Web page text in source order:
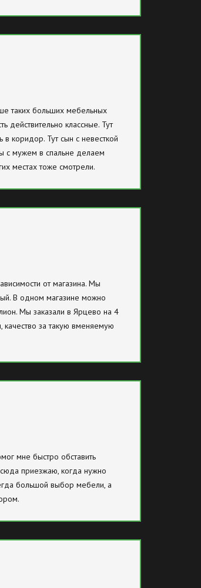
таких больших мебельных
действительно классные. Тут
коридор. Тут сын с невесткой
с мужем в спальне делаем
местах тоже смотрели.
от магазина. Мы
В одном магазине можно
Мы заказали в Ярцево на 4
качество за такую вменяемую
мне быстро обставить
приезжаю, когда нужно
большой выбор мебели, а